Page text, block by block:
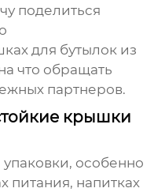
поделиться
для бутылок из
что обращать
партнеров.
крышки
особенно
питания, напитках